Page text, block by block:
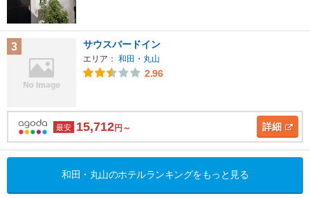
3 サウスバードイン
エリア： 和田・丸山
2.96
最安 15,712円～ 詳細
和田・丸山のホテルランキングをもっと見る